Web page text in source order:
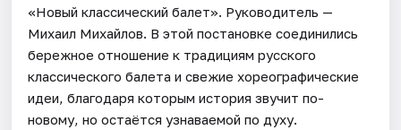
«Новый классический балет». Руководитель —
Михаил Михайлов. В этой постановке соединились
бережное отношение к традициям русского
классического балета и свежие хореографические
идеи, благодаря которым история звучит по-
новому, но остаётся узнаваемой по духу.